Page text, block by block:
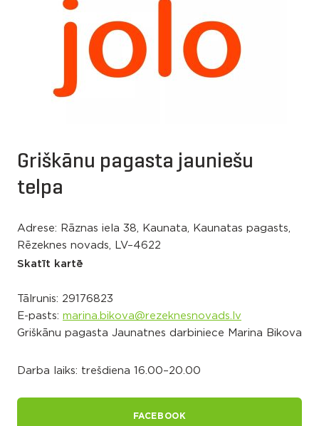
Griškānu pagasta jauniešu
telpa
Adrese: Rāznas iela 38, Kaunata, Kaunatas pagasts,
Rēzeknes novads, LV–4622
Skatīt kartē
Tālrunis: 29176823
E-pasts: marina.bikova@rezeknesnovads.lv
Griškānu pagasta Jaunatnes darbiniece Marina Bikova
Darba laiks: trešdiena 16.00–20.00
FACEBOOK